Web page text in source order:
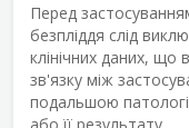
Перед
безпліддя слід
клінічних даних, що
зв'язку між
подальшою